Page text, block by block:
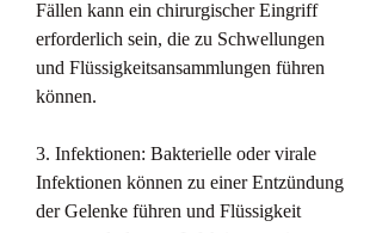
Fällen kann ein chirurgischer Eingriff
erforderlich sein, die zu Schwellungen
und Flüssigkeitsansammlungen führen
können.
3. Infektionen: Bakterielle oder virale
Infektionen können zu einer Entzündung
der Gelenke führen und Flüssigkeit